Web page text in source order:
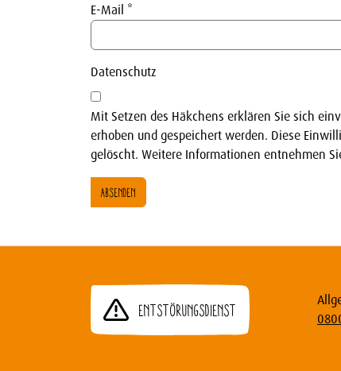
E-Mail *
Datenschutz
Mit Setzen des Häkchens erklären Sie sich
erhoben und gespeichert werden. Diese
gelöscht. Weitere Informationen entnehmen
ABSENDEN
Entstörungsdienst